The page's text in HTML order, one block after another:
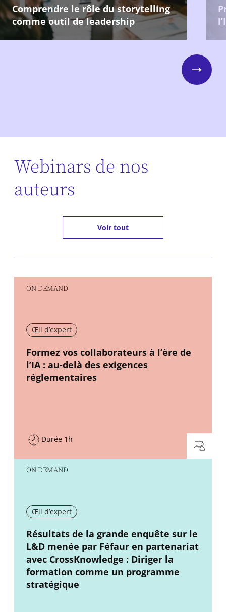
Comprendre le rôle du storytelling
comme outil de leadership
Next
Webinars de nos
auteurs
Voir tout
ON DEMAND
Œil d’expert
New window
Formez vos collaborateurs à l’ère de
l’IA : au-delà des exigences
réglementaires
Durée 1h
ON DEMAND
Œil d’expert
New window
Résultats de la grande enquête sur le
L&D menée par Féfaur en partenariat
avec CrossKnowledge : Diriger la
formation comme un programme
stratégique